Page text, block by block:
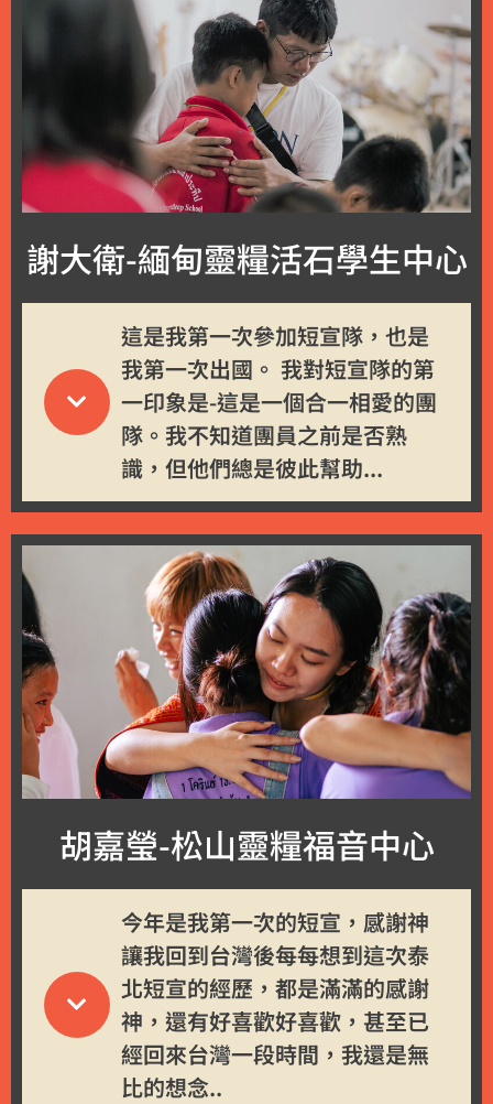
謝大衛-緬甸靈糧活石學生中心
這是我第一次參加短宣隊，也是
我第一次出國。 我對短宣隊的第
一印象是-這是一個合一相愛的團
隊。我不知道團員之前是否熟
識，但他們總是彼此幫助...
胡嘉瑩-松山靈糧福音中心
今年是我第一次的短宣，感謝神
讓我回到台灣後每每想到這次泰
北短宣的經歷，都是滿滿的感謝
神，還有好喜歡好喜歡，甚至已
經回來台灣一段時間，我還是無
比的想念..